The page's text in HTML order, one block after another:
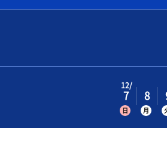
各種サービス
12
7
日
8
月